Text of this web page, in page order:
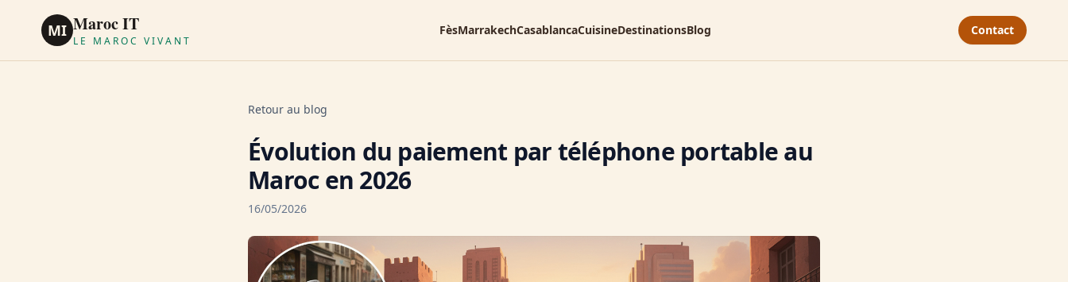
MI Maroc IT
LE MAROC VIVANT
FèsMarrakechCasablancaCuisineDestinationsBlog Contact
Retour au blog
Évolution du paiement par téléphone portable au
Maroc en 2026
16/05/2026